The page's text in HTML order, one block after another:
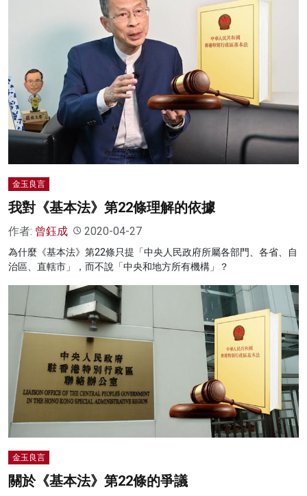
金玉良言
我對《基本法》第22條理解的依據
作者: 曾鈺成 2020-04-27
為什麼《基本法》第22條只提「中央人民政府所屬各部門、各省、自
治區、直轄市」，而不說「中央和地方所有機構」？
金玉良言
關於《基本法》第22條的爭議